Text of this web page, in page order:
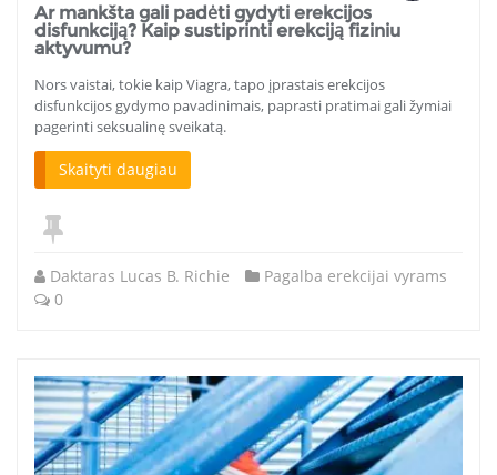
Ar mankšta gali padėti gydyti erekcijos
disfunkciją? Kaip sustiprinti erekciją fiziniu
aktyvumu?
Nors vaistai, tokie kaip Viagra, tapo įprastais erekcijos
disfunkcijos gydymo pavadinimais, paprasti pratimai gali žymiai
pagerinti seksualinę sveikatą.
Skaityti daugiau
Daktaras Lucas B. Richie
Pagalba erekcijai vyrams
0